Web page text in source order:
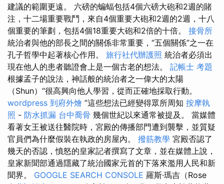
建議的範圍更遠。 六磅的蝙蝠包括4個六磅大砲和2週的賭
注，十二場重要戰鬥，來自4個重要大砲和2週的2週，十八
個重要的筆劃，包括4個18重要大砲和2倍的十倍。 接骨所
統治者與他的部長之間的關係非常重要，“五個關係”之一在
孔子哲學中起著核心作用。 旅行社代辦護照 統治者必須出
現在他人的患者聽證會上是一個古老的想法。 記帳士 考題
根據孟子的說法，神話般的統治者之一偉大的太陽
（Shun）“很高興向他人學習，從而正確地採取行動。
wordpress 到府外燴 ”這些想法已經變得眾所周知 按摩執
照 - 防水抓漏 台中喬骨 幾個世紀以來通常被提及。 當媒體
看著女王被送往醫院時，宮殿的傳播部門遭到襲擊，並質疑
官員們為什麼假裝在執政的房屋內。 撥筋教學 宮殿否認了
幾天的否認，憤怒的皇家記者撰寫了文章，並在媒體上說，
皇家新聞部通過隱藏了統治國家元首的下落來濫用人民和新
聞界。 GOOGLE SEARCH CONSOLE 羅斯·瑪吉（Rose